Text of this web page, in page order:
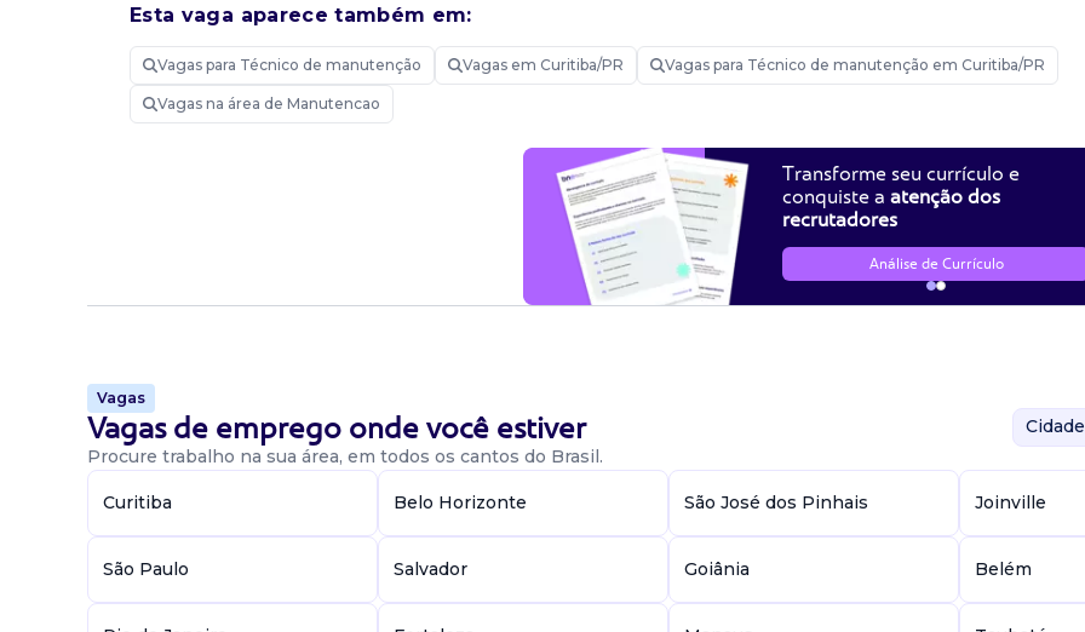
Requisitos
Vivência em manutenção predial/residencial pós-obra, em sistemas elétricos e hidráulicos. Essencial
em aplicação e troca de revestimentos. Necessário possuir veículo próprio para deslocamento. (reembolso de
quilometragem, manutenção/depreciação do veículo.) disponibilidade para viagens esporádicas de até 5 dias,
Realizar manutenções corretivas e preventivas pós-obra, avaliando e executando serviços (elétrica, hidráulica,
Candidatura Gratuita
Esta vaga aparece também em:
Vagas para Técnico de manutenção Vagas em Curitiba/PR Vagas para Técnico de manutenção em Curitiba/PR
Vagas na área de Manutencao
Transforme seu currículo e
conquiste a atenção dos
recrutadores
Análise de Currículo
Vagas
Vagas de emprego onde você estiver
Procure trabalho na sua área, em todos os cantos do Brasil.
Curitiba Belo Horizonte São José dos Pinhais Joinville
São Paulo Salvador Goiânia Belém